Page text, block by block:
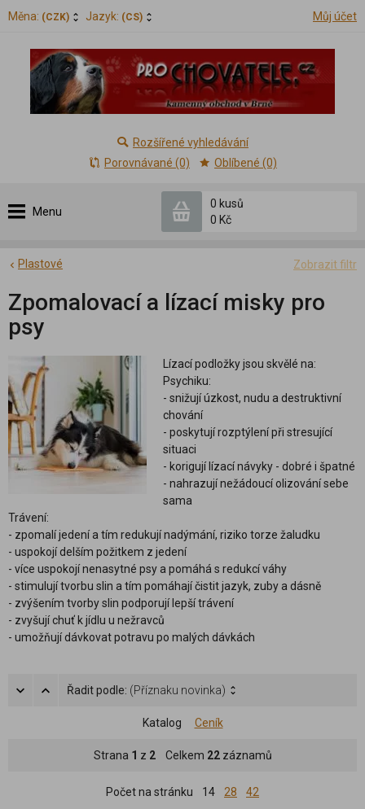
Měna: (CZK) Jazyk: (CS) Můj účet
Menu
0 kusů
0 Kč
Rozšířené vyhledávání
Porovnávané (0)
Oblíbené (0)
Zobrazit filtr
Plastové
Zpomalovací a lízací misky pro
psy
Lízací podložky jsou skvělé na:
Psychiku:
- snižují úzkost, nudu a destruktivní
chování
- poskytují rozptýlení při stresující
situaci
- korigují lízací návyky - dobré i špatné
- nahrazují nežádoucí olizování sebe
sama
Trávení:
- zpomalí jedení a tím redukují nadýmání, riziko torze žaludku
- uspokojí delším požitkem z jedení
- více uspokojí nenasytné psy a pomáhá s redukcí váhy
- stimulují tvorbu slin a tím pomáhají čistit jazyk, zuby a dásně
- zvýšením tvorby slin podporují lepší trávení
- zvyšují chuť k jídlu u nežravců
- umožňují dávkovat potravu po malých dávkách
Řadit podle: (Příznaku novinka)
Katalog Ceník
Strana 1 z 2Celkem 22záznamů
Počet na stránku 14 28 42